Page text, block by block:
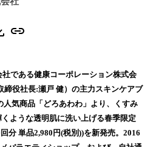
である健康コーポレーション株式会
締役社長:瀬戸 健）の主力スキンケアブ
人気商品「どろあわわ」より、くすみ
ような透明肌に洗い上げる春季限定
分 単品2,980円(税別))を新発売。2016